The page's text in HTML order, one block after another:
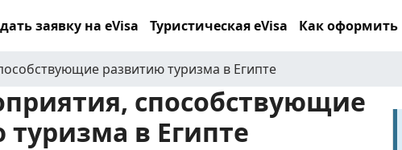
заявку на eVisa Туристическая eVisa Как оформить
развитию туризма в Египте
способствующие
в Египте